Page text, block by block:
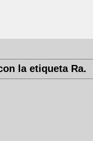
la etiqueta Ra.